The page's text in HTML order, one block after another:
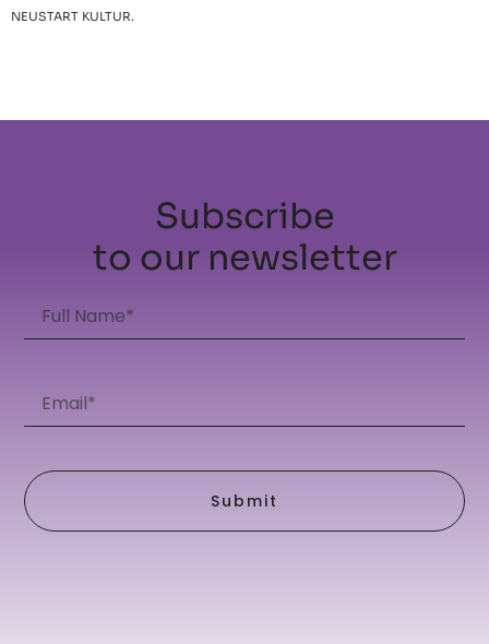
NEUSTART KULTUR.
Subscribe
to our newsletter
Submit